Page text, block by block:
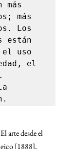
más
más
Los
están
el uso
el
arte desde el
[1888],